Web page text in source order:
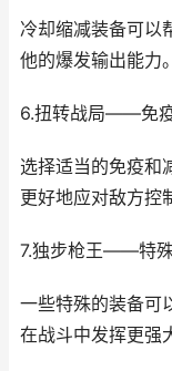
冷却缩减装备可以
他的爆发输出能力。
6.扭转战局——免
选择适当的免疫和
更好地应对敌方控
7.独步枪王——特
一些特殊的装备可
在战斗中发挥更强